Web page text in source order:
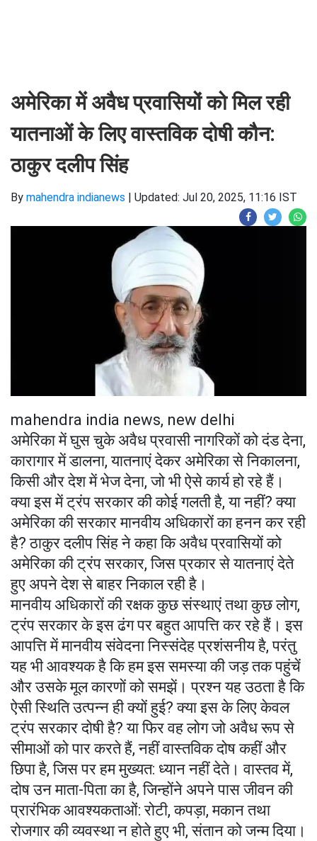
अमेरिका में अवैध प्रवासियों को मिल रही
यातनाओं के लिए वास्तविक दोषी कौन:
ठाकुर दलीप सिंह
By mahendra indianews | Updated: Jul 20, 2025, 11:16 IST
mahendra india news, new delhi
अमेरिका में घुस चुके अवैध प्रवासी नागरिकों को दंड देना,
कारागार में डालना, यातनाएं देकर अमेरिका से निकालना,
किसी और देश में भेज देना, जो भी ऐसे कार्य हो रहे हैं।
क्या इस में ट्रंप सरकार की कोई गलती है, या नहीं? क्या
अमेरिका की सरकार मानवीय अधिकारों का हनन कर रही
है? ठाकुर दलीप सिंह ने कहा कि अवैध प्रवासियों को
अमेरिका की ट्रंप सरकार, जिस प्रकार से यातनाएं देते
हुए अपने देश से बाहर निकाल रही है।
मानवीय अधिकारों की रक्षक कुछ संस्थाएं तथा कुछ लोग,
ट्रंप सरकार के इस ढंग पर बहुत आपत्ति कर रहे हैं। इस
आपत्ति में मानवीय संवेदना निस्संदेह प्रशंसनीय है, परंतु
यह भी आवश्यक है कि हम इस समस्या की जड़ तक पहुंचें
और उसके मूल कारणों को समझें। प्रश्न यह उठता है कि
ऐसी स्थिति उत्पन्न ही क्यों हुई? क्या इस के लिए केवल
ट्रंप सरकार दोषी है? या फिर वह लोग जो अवैध रूप से
सीमाओं को पार करते हैं, नहीं वास्तविक दोष कहीं और
छिपा है, जिस पर हम मुख्यत: ध्यान नहीं देते। वास्तव में,
दोष उन माता-पिता का है, जिन्होंने अपने पास जीवन की
प्रारंभिक आवश्यकताओं: रोटी, कपड़ा, मकान तथा
रोजगार की व्यवस्था न होते हुए भी, संतान को जन्म दिया।